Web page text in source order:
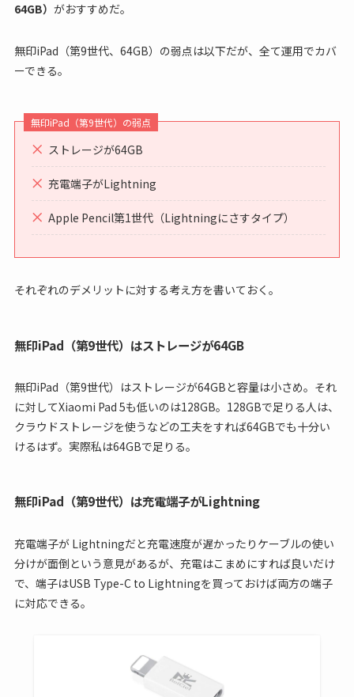
64GB） がおすすめだ。
無印iPad（第9世代、64GB）の弱点は以下だが、全て運用でカバ
ーできる。
無印iPad（第9世代）の弱点
ストレージが64GB
充電端子がLightning
Apple Pencil第1世代（Lightningにさすタイプ）
それぞれのデメリットに対する考え方を書いておく。
無印iPad（第9世代）はストレージが64GB
無印iPad（第9世代）はストレージが64GBと容量は小さめ。それ
に対してXiaomi Pad 5も低いのは128GB。128GBで足りる人は、
クラウドストレージを使うなどの工夫をすれば64GBでも十分い
けるはず。実際私は64GBで足りる。
無印iPad（第9世代）は充電端子がLightning
充電端子が Lightningだと充電速度が遅かったりケーブルの使い
分けが面倒という意見があるが、充電はこまめにすれば良いだけ
で、端子はUSB Type-C to Lightningを買っておけば両方の端子
に対応できる。